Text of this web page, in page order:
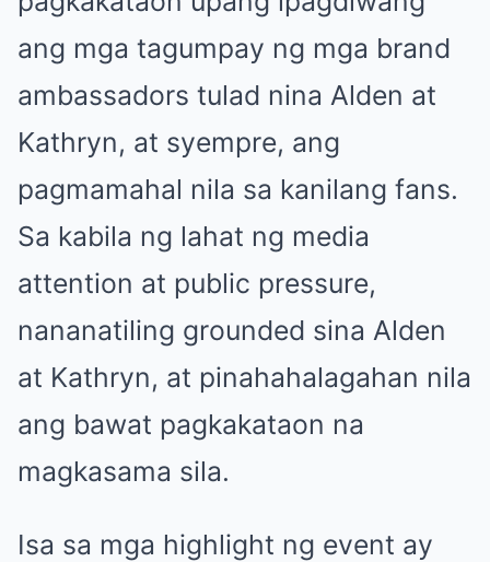
ang mga tagumpay ng mga brand
ambassadors tulad nina Alden at
Kathryn, at syempre, ang
pagmamahal nila sa kanilang fans.
Sa kabila ng lahat ng media
attention at public pressure,
nananatiling grounded sina Alden
at Kathryn, at pinahahalagahan nila
ang bawat pagkakataon na
magkasama sila.
Isa sa mga highlight ng event ay